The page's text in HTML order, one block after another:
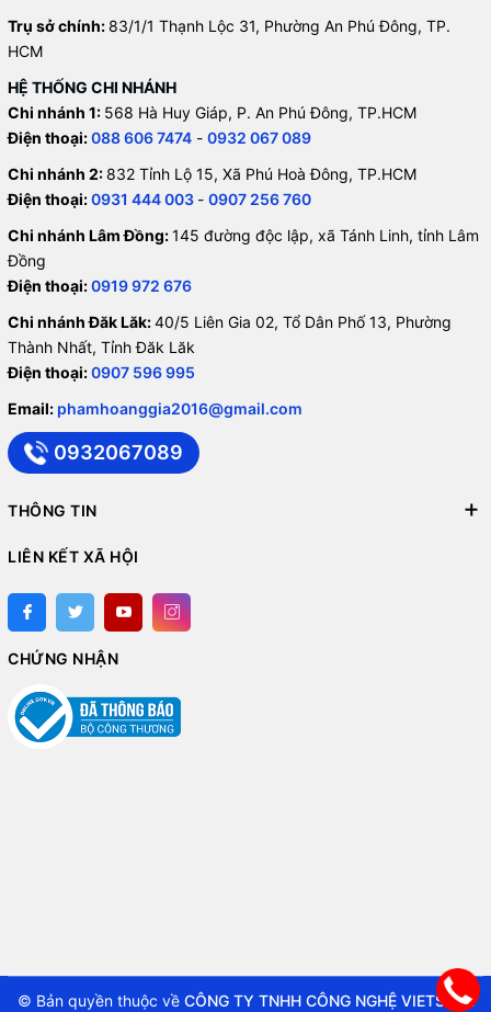
Trụ sở chính: 83/1/1 Thạnh Lộc 31, Phường An Phú Đông, TP.
HCM
HỆ THỐNG CHI NHÁNH
Chi nhánh 1: 568 Hà Huy Giáp, P. An Phú Đông, TP.HCM
Điện thoại:088 606 7474 - 0932 067 089
Chi nhánh 2: 832 Tỉnh Lộ 15, Xã Phú Hoà Đông, TP.HCM
Điện thoại:0931 444 003 - 0907 256 760
Chi nhánh Lâm Đồng:145 đường độc lập, xã Tánh Linh, tỉnh Lâm
Đồng
Điện thoại:0919 972 676
Chi nhánh Đăk Lăk:40/5 Liên Gia 02, Tổ Dân Phố 13, Phường
Thành Nhất, Tỉnh Đăk Lăk
Điện thoại:0907 596 995
Email: phamhoanggia2016@gmail.com
0932067089
THÔNG TIN
LIÊN KẾT XÃ HỘI
CHỨNG NHẬN
© Bản quyền thuộc về CÔNG TY TNHH CÔNG NGHỆ VIETSTAR